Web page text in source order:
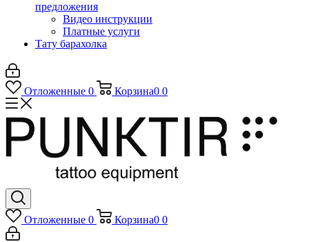
предложения
Видео инструкции
Платные услуги
Тату барахолка
Отложенные 0 Корзина0 0
Отложенные 0 Корзина0 0